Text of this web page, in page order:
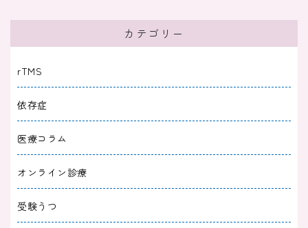
2024/04/18
ワイパックスの効果が出るまでの時間｜やめ方
や頓服についても解説
2024/04/10 治療薬
ソラナックスのうまい使い方｜やめる方法や半
カテゴリー
rTMS
依存症
医療コラム
オンライン診療
受験うつ